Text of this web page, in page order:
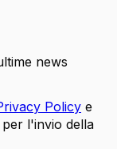
news
Policy e
l'invio della